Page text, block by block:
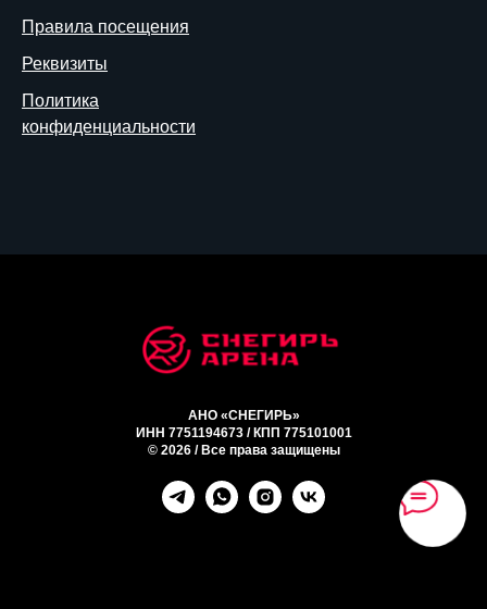
Правила посещения
Реквизиты
Политика
конфиденциальности
АНО «СНЕГИРЬ»
ИНН 7751194673 / КПП 775101001
© 2026 / Все права защищены